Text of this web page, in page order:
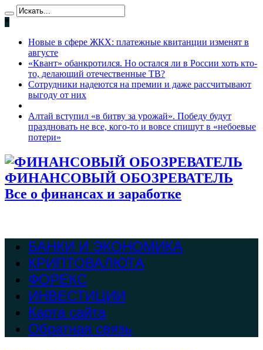
*
Новые в сфере ЖКХ: платежные квитанции изменят в
августе
«Квант» обанкротился. Но остался ли в России хоть кто-
то, делающий отечественные ТВ?
Сотрудники надеются на премии и даже рассчитывают
выгоду от них
Алтай вступил «в битву за урожай». Победу будут
праздновать не все, кого-то и вовсе спишут в «небоевые
потери»
ФИНАНСОВЫЙ ОБОЗРЕВАТЕЛЬ
Все о финансах и заработке
БАНКИ И ЭКОНОМИКА
КРИПТОВАЛЮТА
ФОРЕКС
ИНВЕСТИЦИИ
Карта сайта
Обратная связь